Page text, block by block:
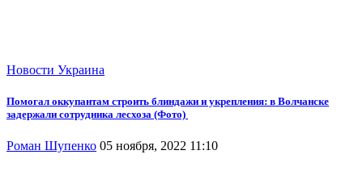
Новости Украина
Помогал оккупантам строить блиндажи и укрепления: в Волчанске
задержали сотрудника лесхоза (Фото)
Роман Шупенко 05 ноября, 2022 11:10